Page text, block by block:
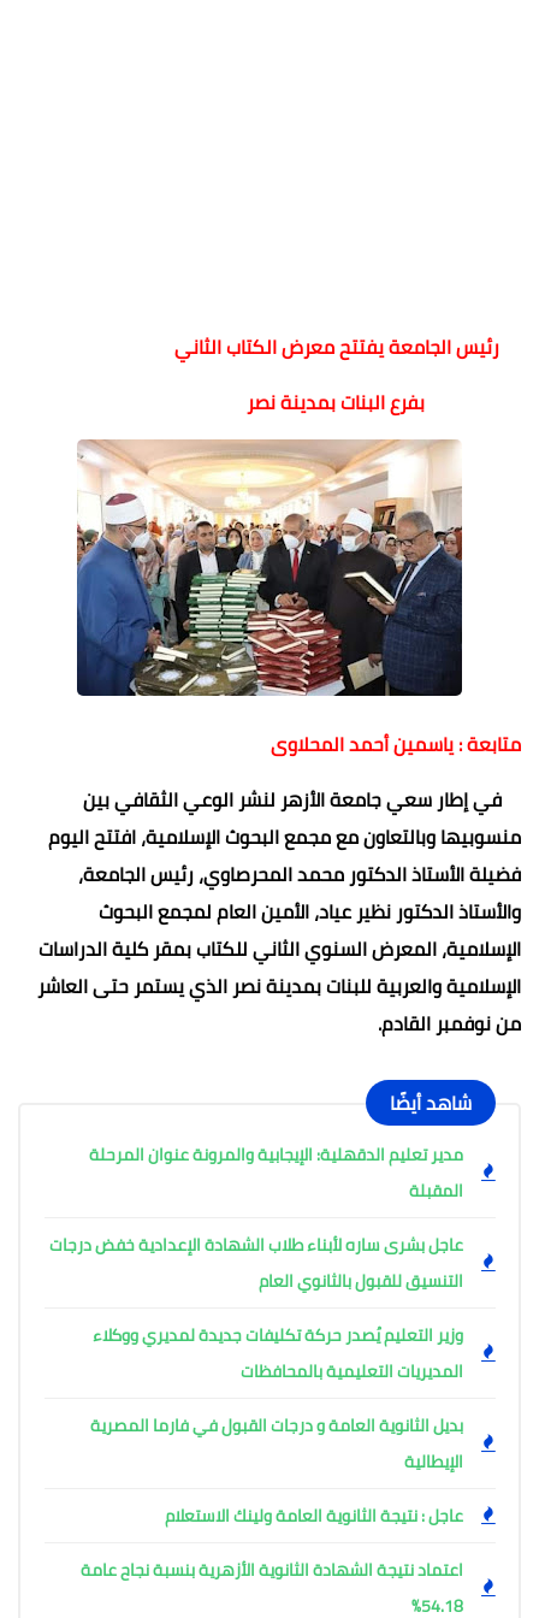
رئيس الجامعة يفتتح معرض الكتاب الثاني
بفرع البنات بمدينة نصر
متابعة : ياسمين أحمد المحلاوى
في إطار سعي جامعة الأزهر لنشر الوعي الثقافي بين
منسوبيها وبالتعاون مع مجمع البحوث الإسلامية، افتتح اليوم
فضيلة الأستاذ الدكتور محمد المحرصاوي، رئيس الجامعة،
والأستاذ الدكتور نظير عياد، الأمين العام لمجمع البحوث
الإسلامية، المعرض السنوي الثاني للكتاب بمقر كلية الدراسات
الإسلامية والعربية للبنات بمدينة نصر الذي يستمر حتى العاشر
من نوفمبر القادم.
شاهد أيضًا
مدير تعليم الدقهلية: الإيجابية والمرونة عنوان المرحلة
المقبلة
عاجل بشرى ساره لأبناء طلاب الشهادة الإعدادية خفض درجات
التنسيق للقبول بالثانوي العام
وزير التعليم يُصدر حركة تكليفات جديدة لمديري ووكلاء
المديريات التعليمية بالمحافظات
بديل الثانوية العامة و درجات القبول في فارما المصرية
الإيطالية
عاجل : نتيجة الثانوية العامة ولينك الاستعلام
اعتماد نتيجة الشهادة الثانوية الأزهرية بنسبة نجاح عامة
54.18%